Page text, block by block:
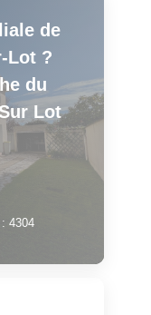
de
Lot ?
du
Lot
:4304